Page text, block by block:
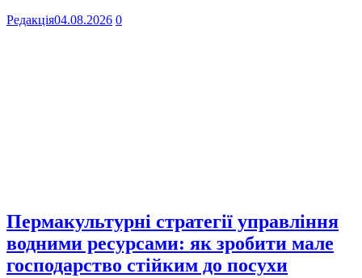
Редакція04.08.2026 0
Пермакультурні стратегії управління
водними ресурсами: як зробити мале
господарство стійким до посухи